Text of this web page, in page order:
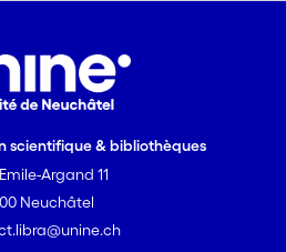
scientifique & bibliothèques
Argand 11
Neuchâtel